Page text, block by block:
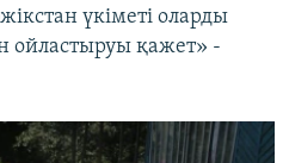
үкіметі оларды
қажет» -